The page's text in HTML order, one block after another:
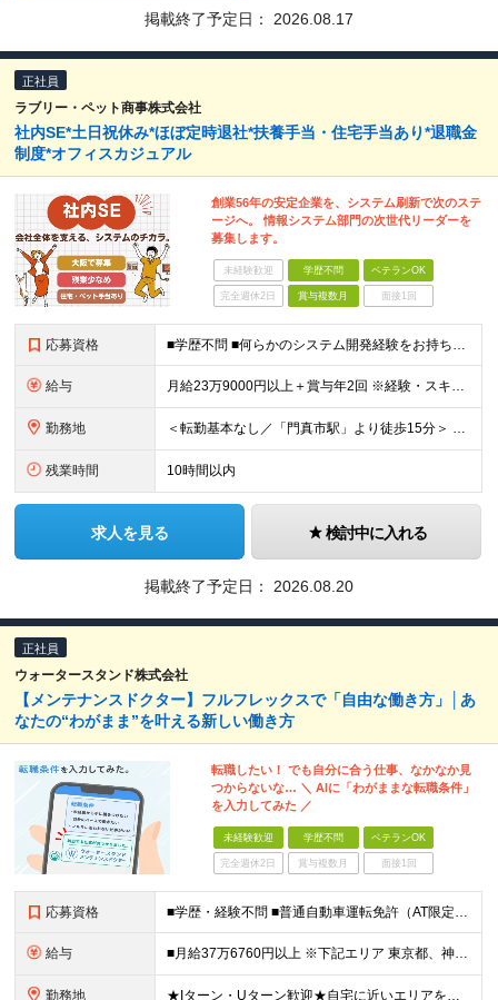
掲載終了予定日： 2026.08.17
正社員
ラブリー・ペット商事株式会社
社内SE*土日祝休み*ほぼ定時退社*扶養手当・住宅手当あり*退職金
制度*オフィスカジュアル
創業56年の安定企業を、システム刷新で次のステ
ージへ。 情報システム部門の次世代リーダーを
募集します。
未経験歓迎 学歴不問 ベテランOK
完全週休2日 賞与複数月 面接1回
応募資格 ■学歴不問 ■何らかのシステム開発経験をお持ちの方 └年数・言語・環境不問 【活かせる経験】 ◎卸売業やメーカーにおける物流システムの企画・導入・運用経験 ◎BIツールの企画・導入・構築経験 ◎デー
給与 月給23万9000円以上＋賞与年2回 ※経験・スキルを最大限考慮のうえ、当社規定により優遇します。 ＼経験・スキルに応じたポジションでお迎えします／ 経験豊富な方には、前職給与やご希望も考慮した
勤務地 ＜転勤基本なし／「門真市駅」より徒歩15分＞ ■大阪本社 大阪府門真市松生町6-20 ※場合により転勤の可能性がございます。
残業時間 10時間以内
求人を見る 検討中に入れる
掲載終了予定日： 2026.08.20
正社員
ウォータースタンド株式会社
【メンテナンスドクター】フルフレックスで「自由な働き方」│あ
なたの“わがまま”を叶える新しい働き方
転職したい！ でも自分に合う仕事、なかなか見
つからないな… ＼ AIに「わがままな転職条件」
を入力してみた ／
未経験歓迎 学歴不問 ベテランOK
完全週休2日 賞与複数月 面接1回
応募資格 ■学歴・経験不問 ■普通自動車運転免許（AT限定可） ■未経験歓迎 ■ブランクOK ー－－－－－－－－－－－－－－－－－ 【私たちのミッション・ビジョンに共感していただける方】 ー－－－－－－－－
給与 ■月給37万6760円以上 ※下記エリア 東京都、神奈川県、愛知県（名古屋市）、大阪府、京都府、兵庫県、滋賀県、和歌山県 ■月給35万6760円以上 ※上記エリア以外 ※経験・能力を考慮して決定。
勤務地 ★Iターン・Uターン歓迎★自宅に近いエリアを選べます 神奈川/愛知/三重/岐阜/静岡/山梨/大阪/埼玉/千葉/京都/滋賀/島根/兵庫 ■関東 東京都/台東区、世田谷区 神奈川県/横浜市、川崎市、相模